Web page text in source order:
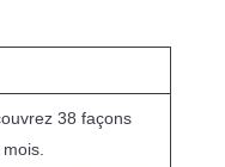
38 façons